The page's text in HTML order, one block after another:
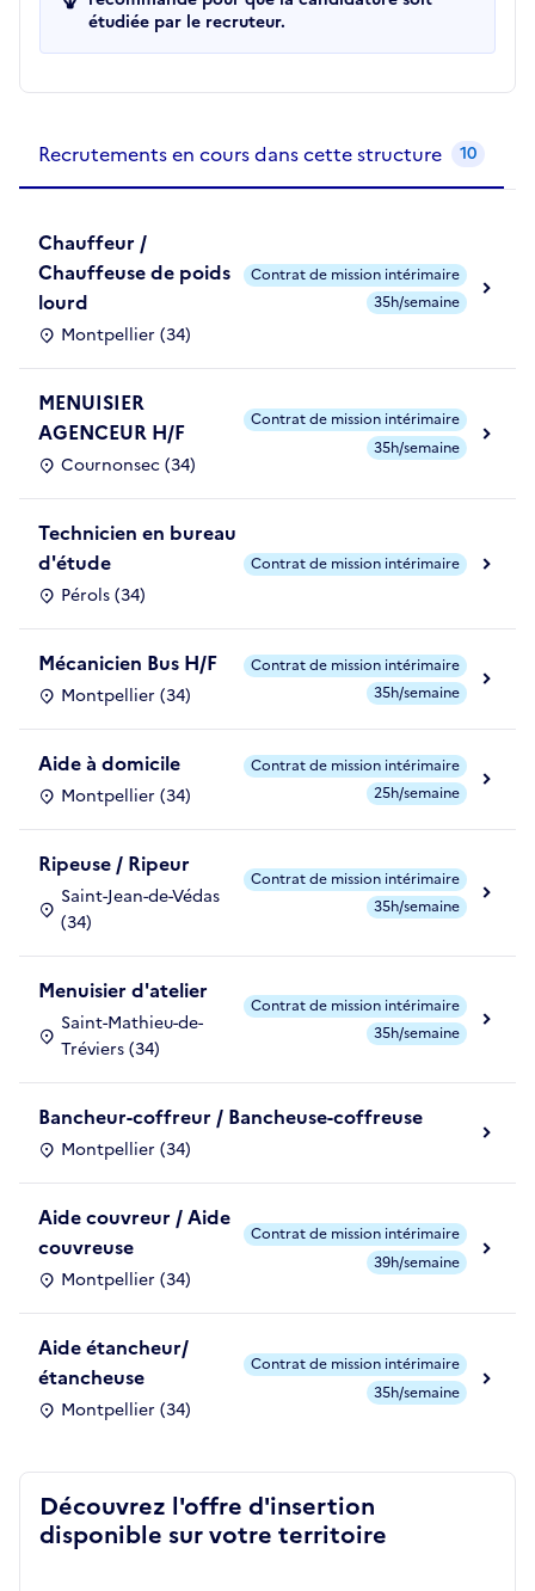
étudiée par le recruteur.
Recrutements en cours dans cette structure 10
Chauffeur /
Chauffeuse de poids
lourd
Montpellier (34)
Contrat de mission intérimaire
35h/semaine
MENUISIER
AGENCEUR H/F
Cournonsec (34)
Contrat de mission intérimaire
35h/semaine
Technicien en bureau
d'étude
Pérols (34)
Contrat de mission intérimaire
Mécanicien Bus H/F
Montpellier (34)
Contrat de mission intérimaire
35h/semaine
Aide à domicile
Montpellier (34)
Contrat de mission intérimaire
25h/semaine
Ripeuse / Ripeur
Saint-Jean-de-Védas
(34)
Contrat de mission intérimaire
35h/semaine
Menuisier d'atelier
Saint-Mathieu-de-
Tréviers (34)
Contrat de mission intérimaire
35h/semaine
Bancheur-coffreur / Bancheuse-coffreuse
Montpellier (34)
Aide couvreur / Aide
couvreuse
Montpellier (34)
Contrat de mission intérimaire
39h/semaine
Aide étancheur/
étancheuse
Montpellier (34)
Contrat de mission intérimaire
35h/semaine
Découvrez l'offre d'insertion
disponible sur votre territoire